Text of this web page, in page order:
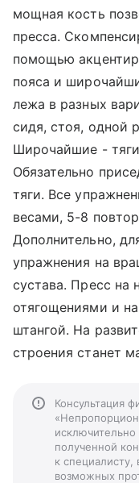
мощная кость
пресса.
помощью
пояса и
лежа в разных
сидя, стоя, одной
Широчайшие -
Обязательно
тяги. Все
весами, 5-8
Дополнительно,
упражнения на
сустава. Пресс на
отягощениями и
штангой. На
строения станет
Консультация
полученной
к
возможных